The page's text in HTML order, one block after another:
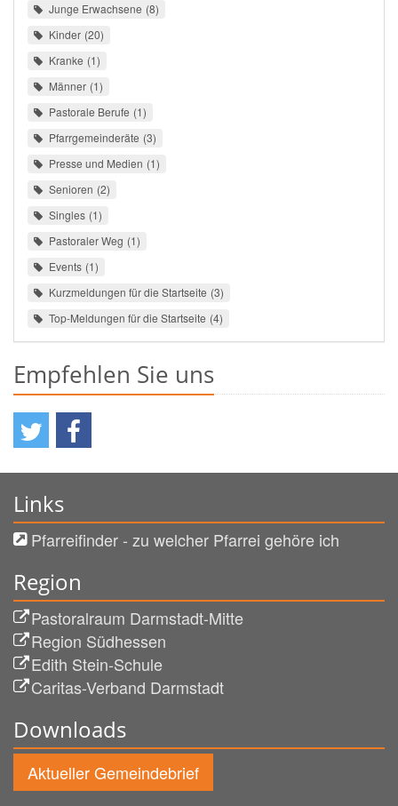
Junge Erwachsene 8
Kinder 20
Kranke 1
Männer 1
Pastorale Berufe 1
Pfarrgemeinderäte 3
Presse und Medien 1
Senioren 2
Singles 1
Pastoraler Weg 1
Events 1
Kurzmeldungen für die Startseite 3
Top-Meldungen für die Startseite 4
Empfehlen Sie uns
Links
Pfarreifinder - zu welcher Pfarrei gehöre ich
Region
Pastoralraum Darmstadt-Mitte
Region Südhessen
Edith Stein-Schule
Caritas-Verband Darmstadt
Downloads
Aktueller Gemeindebrief